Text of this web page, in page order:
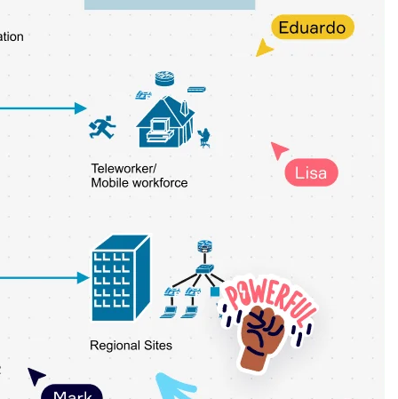
منصة المطور
تنزيل التطبيقات
التنسيقات
السبورة البيضاء
مخططات
Timelines
Talktrack
Slides
حالات الاستخدام
تتضمن ما يلي:
استكشاف أدلة الذكاء الاصطناعي
استكشف Miroverse
عام
Diagramming